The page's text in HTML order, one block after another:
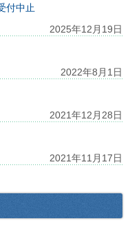
付中止
2025年12月19日
2022年8月1日
2021年12月28日
2021年11月17日